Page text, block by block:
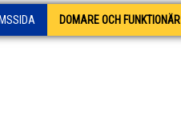
DOMARE OCH FUNKTIONÄR